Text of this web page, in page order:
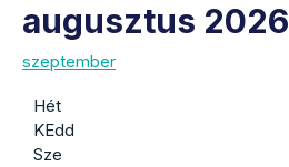
augusztus 2026
szeptember
Hét
KEdd
Sze